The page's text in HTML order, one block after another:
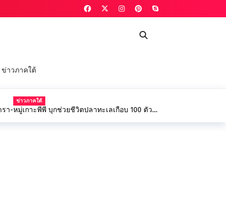
ข่าวภาคใต้
ข่าวภาคใต้
า-หมู่เกาะพีพี บุกช่วยชีวิตปลาทะเลเกือบ 100 ตัว